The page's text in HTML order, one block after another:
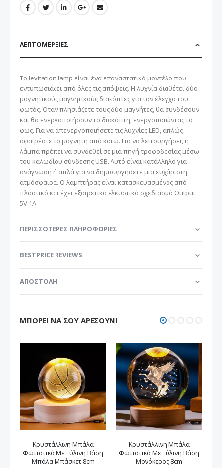
ΛΕΠΤΟΜΈΡΕΙΕΣ
Το levitation lamp είναι ένα επαναστατικό μοντέλο που
εντυπωσιάζει από όλες τις απόψεις. Η λυχνία διαθέτει δύο
μαγνητικούς μαγνητικούς διακόπτες για τον έλεγχο του
φωτός. Όταν πλησιάζετε τους δύο μαγνήτες, θα συνδέσουν
και θα ενεργοποιήσουν το διακόπτη, ενεργοποιώντας το
φως. Για να απενεργοποιήσετε τις λυχνίες LED, απλώς
αφαιρέστε το μαγνήτη από κάτω. Για να λειτουργήσει, η
λάμπα πρέπει να συνδεθεί σε μια πηγή τροφοδοσίας μέσω
του καλωδίου σύνδεσης USB. Αυτό είναι κατάλληλο για
ανάγνωση ή απλά για να δημιουργήσετε μια ευχάριστη
ατμόσφαιρα. Ο λαμπτήρας είναι κατασκευασμένος από
πλαστικό και έχει εξαιρετικά ελκυστικό σχεδιασμό Output:
5V 1A
ΠΕΡΙΣΣΌΤΕΡΕΣ ΠΛΗΡΟΦΟΡΊΕΣ
BESTPRICE REVIEWS
ΑΠΟΣΤΟΛΗ
ΜΠΟΡΕΊ ΝΑ ΣΟΥ ΑΡΈΣΟΥΝ!
Κρυστάλλινη Μπάλα
Φωτιστικό Με Ξύλινη Βάση
Μπάλα Μπάσκετ 8cm
Κρυστάλλινη Μπάλα
Φωτιστικό Με Ξύλινη Βάση
Μονόκερος 8cm